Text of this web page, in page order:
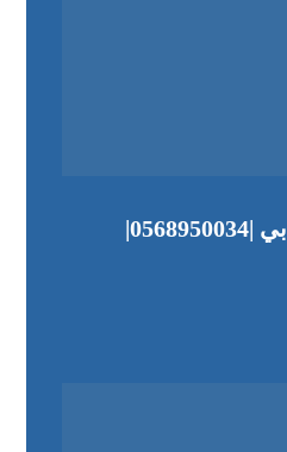
شركة تنظيف في دبي |0568950034|